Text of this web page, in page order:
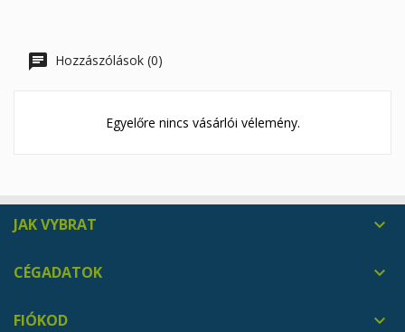
Hozzászólások (0)
Egyelőre nincs vásárlói vélemény.
JAK VYBRAT 
CÉGADATOK 
FIÓKOD 